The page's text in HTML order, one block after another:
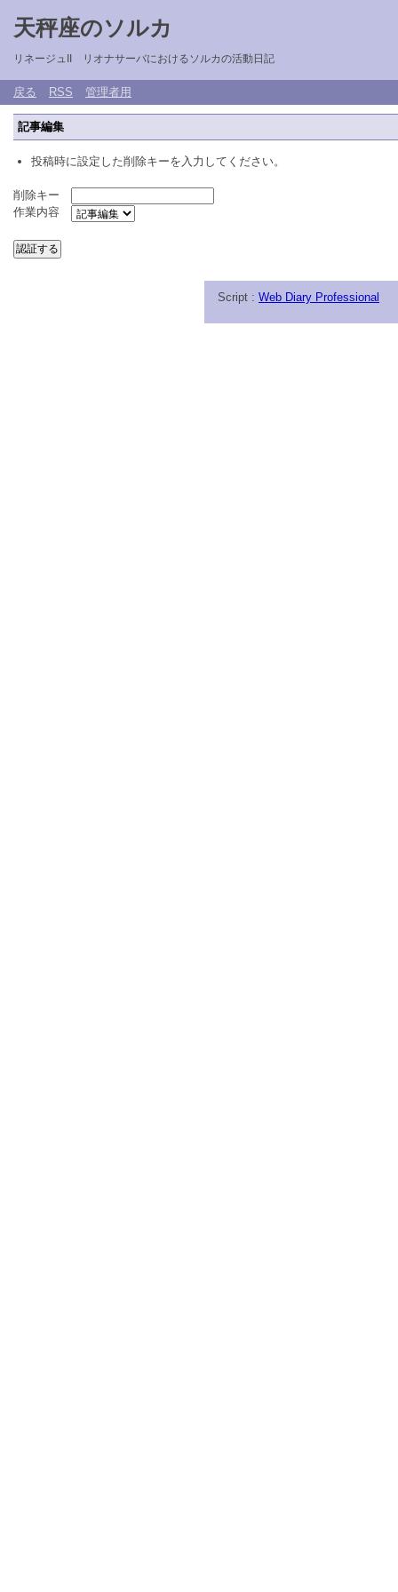
天秤座のソルカ
リネージュII リオナサーバにおけるソルカの活動日記
戻る RSS 管理者用
記事編集
投稿時に設定した削除キーを入力してください。
削除キー
作業内容
Script : Web Diary Professional